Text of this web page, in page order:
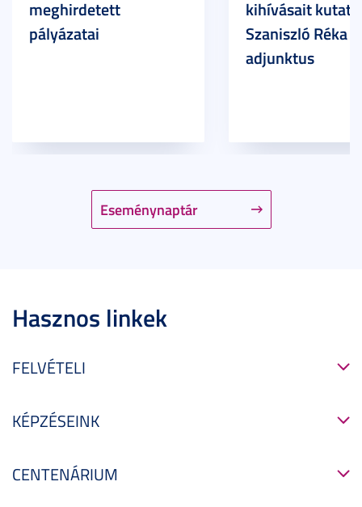
Eseménynaptár
meghirdetett
pályázatai
kihívásait
Szaniszló Réka
adjunktus
Hasznos linkek
FELVÉTELI
KÉPZÉSEINK
CENTENÁRIUM